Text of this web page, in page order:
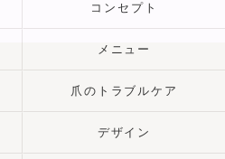
コンセプト
メニュー
爪のトラブルケア
デザイン